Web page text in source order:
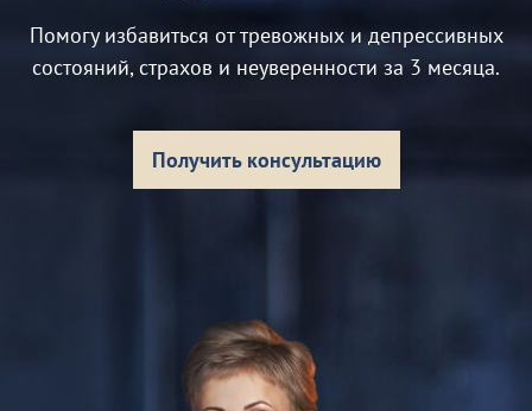
Помогу избавиться от тревожных и депрессивных
состояний, страхов и неуверенности за 3 месяца.
Получить консультацию